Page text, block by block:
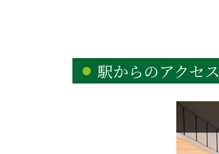
駅からのアクセス